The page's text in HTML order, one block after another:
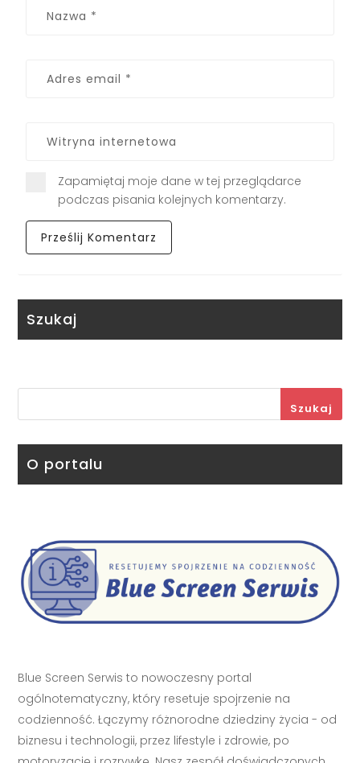
Zapamiętaj moje dane w tej przeglądarce
podczas pisania kolejnych komentarzy.
Szukaj
Szukaj
O portalu
Blue Screen Serwis to nowoczesny portal
ogólnotematyczny, który resetuje spojrzenie na
codzienność. Łączymy różnorodne dziedziny życia - od
biznesu i technologii, przez lifestyle i zdrowie, po